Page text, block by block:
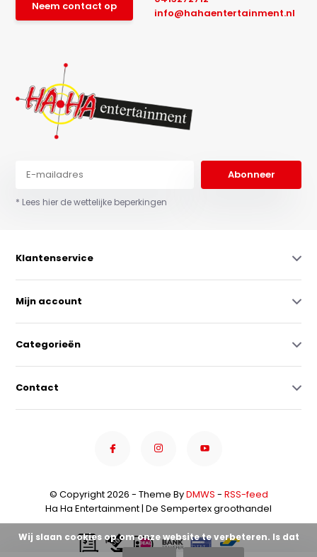
Neem contact op
info@hahaentertainment.nl
Abonneer
* Lees hier de wettelijke beperkingen
Klantenservice
Mijn account
Categorieën
Contact
© Copyright 2026 - Theme ByDMWS - RSS-feed
Ha Ha Entertainment | De Sempertex groothandel
Wij slaan cookies op om onze website te verbeteren. Is dat